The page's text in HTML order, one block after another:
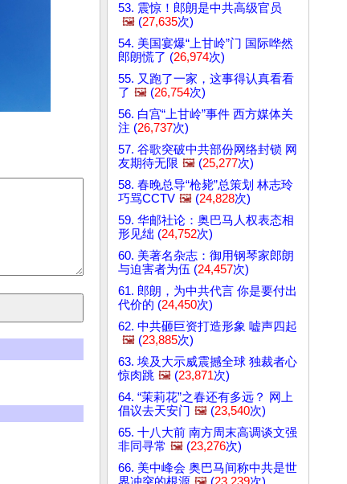
53. 震惊！郎朗是中共高级官员
🖼️ (27,635次)
54. 美国宴爆“上甘岭”门 国际哗然
郎朗慌了 (26,974次)
55. 又跑了一家，这事得认真看看
了 🖼️ (26,754次)
56. 白宫“上甘岭”事件 西方媒体关
注 (26,737次)
57. 谷歌突破中共部份网络封锁 网
友期待无限 🖼️ (25,277次)
58. 春晚总导“枪毙”总策划 林志玲
巧骂CCTV 🖼️ (24,828次)
59. 华邮社论：奥巴马人权表态相
形见绌 (24,752次)
60. 美著名杂志：御用钢琴家郎朗
与迫害者为伍 (24,457次)
61. 郎朗，为中共代言 你是要付出
代价的 (24,450次)
62. 中共砸巨资打造形象 嘘声四起
🖼️ (23,885次)
63. 埃及大示威震撼全球 独裁者心
惊肉跳 🖼️ (23,871次)
64. “茉莉花”之春还有多远？ 网上
倡议去天安门 🖼️ (23,540次)
65. 十八大前 南方周末高调谈文强
非同寻常 🖼️ (23,276次)
66. 美中峰会 奥巴马间称中共是世
界冲突的根源 🖼️ (23,239次)